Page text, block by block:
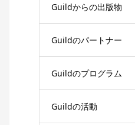
Guildからの出版物
Guildのパートナー
Guildのプログラム
Guildの活動